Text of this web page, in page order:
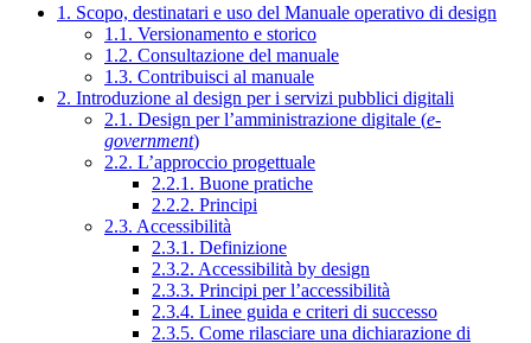
1. Scopo, destinatari e uso del Manuale operativo di design
1.1. Versionamento e storico
1.2. Consultazione del manuale
1.3. Contribuisci al manuale
2. Introduzione al design per i servizi pubblici digitali
2.1. Design per l’amministrazione digitale (e-
government)
2.2. L’approccio progettuale
2.2.1. Buone pratiche
2.2.2. Principi
2.3. Accessibilità
2.3.1. Definizione
2.3.2. Accessibilità by design
2.3.3. Principi per l’accessibilità
2.3.4. Linee guida e criteri di successo
2.3.5. Come rilasciare una dichiarazione di